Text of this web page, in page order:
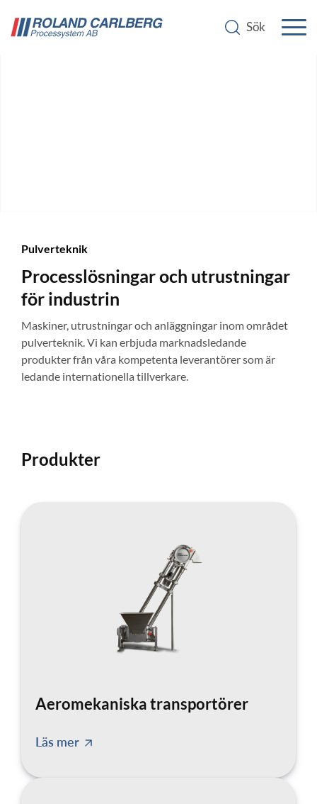
Pulverteknik
Processlösningar och utrustningar
för industrin
Maskiner, utrustningar och anläggningar inom området
pulverteknik. Vi kan erbjuda marknadsledande
produkter från våra kompetenta leverantörer som är
ledande internationella tillverkare.
Produkter
Aeromekaniska transportörer
Läs mer